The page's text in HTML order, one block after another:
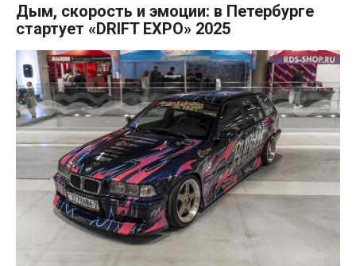
Дым, скорость и эмоции: в Петербурге
стартует «DRIFT EXPO» 2025